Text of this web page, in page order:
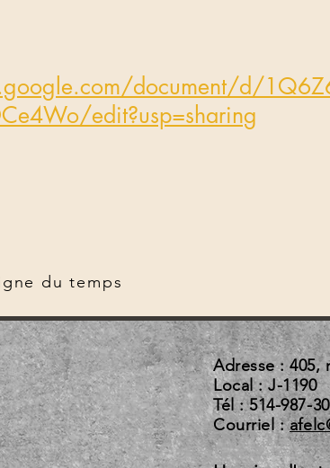
document/d/
edit?usp=sharing
du temps
Adresse : 405,
Local : J-1190
Tél : 514-987-
Courriel :